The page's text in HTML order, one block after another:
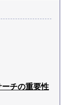
チの重要性